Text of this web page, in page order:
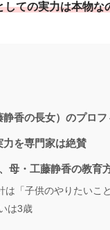
ての実力は本物な
香の長女）のプロフ
を専門家は絶賛
母・工藤静香の教育
「子供のやりたいこ
は3歳